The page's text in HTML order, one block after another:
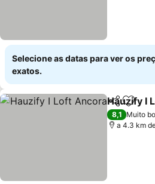
Selecione as datas para ver os
exatos.
Partilhar
Hauzify I
8,1 Muito
a 4.3 km